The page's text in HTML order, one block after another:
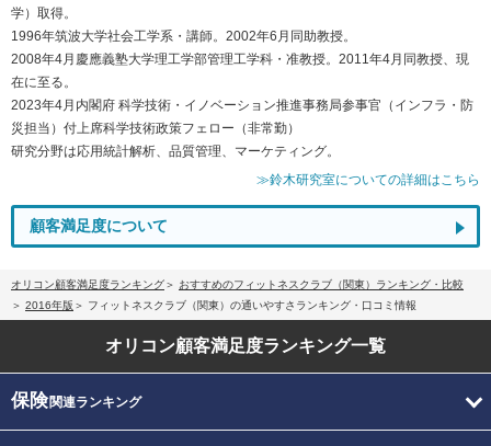
学）取得。
1996年筑波大学社会工学系・講師。2002年6月同助教授。
2008年4月慶應義塾大学理工学部管理工学科・准教授。2011年4月同教授、現
在に至る。
2023年4月内閣府 科学技術・イノベーション推進事務局参事官（インフラ・防
災担当）付上席科学技術政策フェロー（非常勤）
研究分野は応用統計解析、品質管理、マーケティング。
≫鈴木研究室についての詳細はこちら
顧客満足度について
オリコン顧客満足度ランキング
おすすめのフィットネスクラブ（関東）ランキング・比較
2016年版
フィットネスクラブ（関東）の通いやすさランキング・口コミ情報
オリコン顧客満足度ランキング一覧
保険関連ランキング